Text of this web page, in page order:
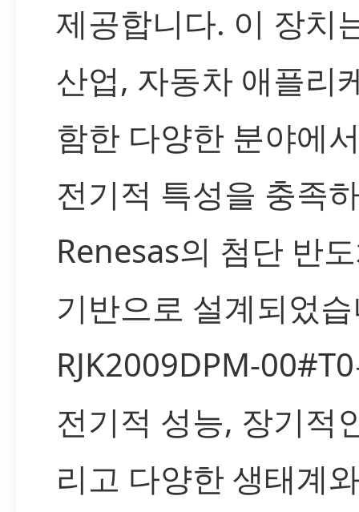
제공합니다. 이 장치
산업, 자동차 애플리
함한 다양한 분야에
전기적 특성을 충족
Renesas의 첨단 반
기반으로 설계되었
RJK2009DPM-
전기적 성능, 장기적
리고 다양한 생태계